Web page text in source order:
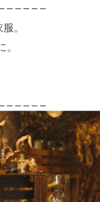
– – – – –
。
– – – – –